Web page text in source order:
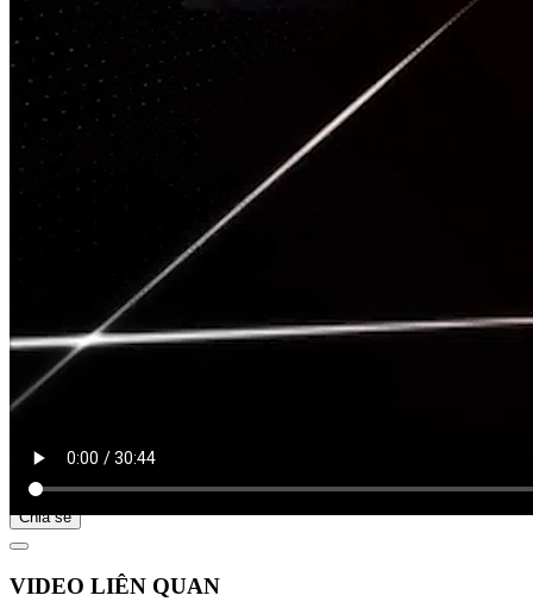
Bắt đầu tại
Chia sẻ
VIDEO LIÊN QUAN